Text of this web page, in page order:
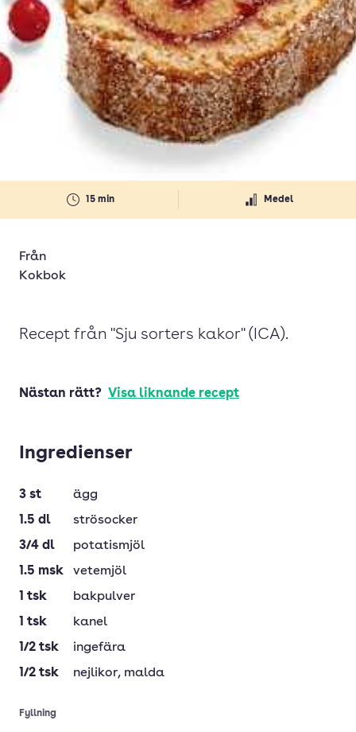
15 min Medel
Från
Kokbok
Recept från "Sju sorters kakor" (ICA).
Nästan rätt? Visa liknande recept
Ingredienser
3 st
ägg
1.5 dl
strösocker
3/4 dl
potatismjöl
1.5 msk
vetemjöl
1 tsk
bakpulver
1 tsk
kanel
1/2 tsk
ingefära
1/2 tsk nejlikor, malda
Fyllning